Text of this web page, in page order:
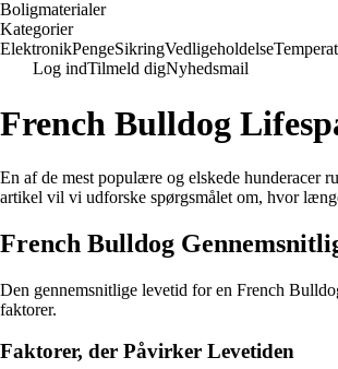
Boligmaterialer
Kategorier
ElektronikPengeSikringVedligeholdelse
Log indTilmeld digNyhedsmail
French Bulldog
En af de mest populære og elskede hunderacer
artikel vil vi udforske spørgsmålet om, hvor
French Bulldog
Den gennemsnitlige levetid for en French
faktorer.
Faktorer, der Påvirker Levetiden